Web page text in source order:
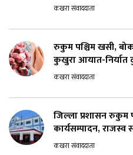
कखरा संवाददाता
रुकुम पश्चिम खसी,
कुखुरा आयात-निर्यात
कखरा संवाददाता
जिल्ला प्रशासन रुकुम
कार्यसम्पादन, राजस्व
कखरा संवाददाता